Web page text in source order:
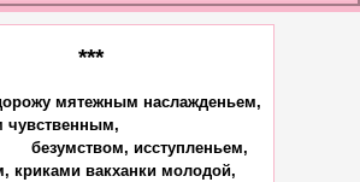
***
мятежным наслажденьем,
чувственным,
безумством, исступленьем,
криками вакханки молодой,